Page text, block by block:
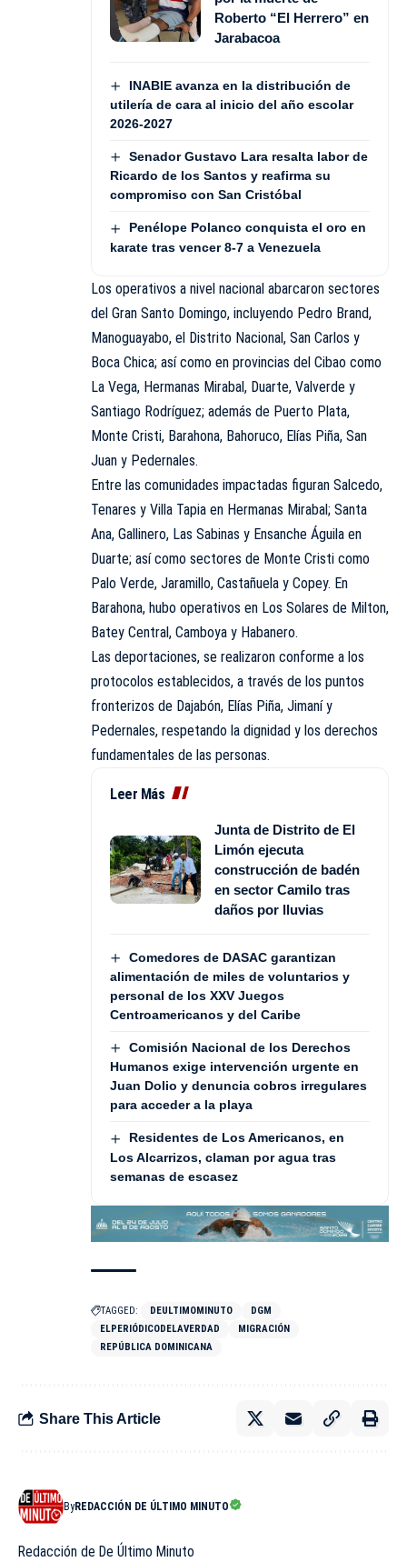
Roberto “El Herrero” en
Jarabacoa
INABIE avanza en la distribución de
utilería de cara al inicio del año escolar
2026-2027
Senador Gustavo Lara resalta labor de
Ricardo de los Santos y reafirma su
compromiso con San Cristóbal
Penélope Polanco conquista el oro en
karate tras vencer 8-7 a Venezuela
Los operativos a nivel nacional abarcaron sectores
del Gran Santo Domingo, incluyendo Pedro Brand,
Manoguayabo, el Distrito Nacional, San Carlos y
Boca Chica; así como en provincias del Cibao como
La Vega, Hermanas Mirabal, Duarte, Valverde y
Santiago Rodríguez; además de Puerto Plata,
Monte Cristi, Barahona, Bahoruco, Elías Piña, San
Juan y Pedernales.
Entre las comunidades impactadas figuran Salcedo,
Tenares y Villa Tapia en Hermanas Mirabal; Santa
Ana, Gallinero, Las Sabinas y Ensanche Águila en
Duarte; así como sectores de Monte Cristi como
Palo Verde, Jaramillo, Castañuela y Copey. En
Barahona, hubo operativos en Los Solares de Milton,
Batey Central, Camboya y Habanero.
Las deportaciones, se realizaron conforme a los
protocolos establecidos, a través de los puntos
fronterizos de Dajabón, Elías Piña, Jimaní y
Pedernales, respetando la dignidad y los derechos
fundamentales de las personas.
Leer Más
Junta de Distrito de El
Limón ejecuta
construcción de badén
en sector Camilo tras
daños por lluvias
Comedores de DASAC garantizan
alimentación de miles de voluntarios y
personal de los XXV Juegos
Centroamericanos y del Caribe
Comisión Nacional de los Derechos
Humanos exige intervención urgente en
Juan Dolio y denuncia cobros irregulares
para acceder a la playa
Residentes de Los Americanos, en
Los Alcarrizos, claman por agua tras
semanas de escasez
TAGGED: DEULTIMOMINUTO
DGM
ELPERIÓDICODELAVERDAD
MIGRACIÓN
REPÚBLICA DOMINICANA
Share This Article
ByREDACCIÓN DE ÚLTIMO MINUTO
Redacción de De Último Minuto